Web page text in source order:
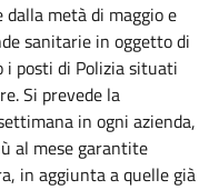
dalla metà di maggio e
sanitarie in oggetto di
i posti di Polizia situati
Si prevede la
in ogni azienda,
al mese garantite
in aggiunta a quelle già